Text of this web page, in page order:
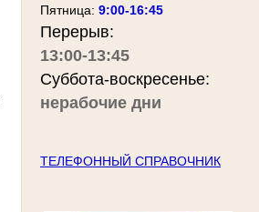
Пятница: 9:00-16:45
Перерыв:
13:00-13:45
Суббота-воскресенье:
нерабочие дни
ТЕЛЕФОННЫЙ СПРАВОЧНИК